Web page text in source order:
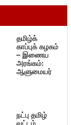
தமிழ்க்
காப்புக் கழகம்
– இணைய
அரங்கம்:
ஆளுமையர்
நட்பு தமிழ்